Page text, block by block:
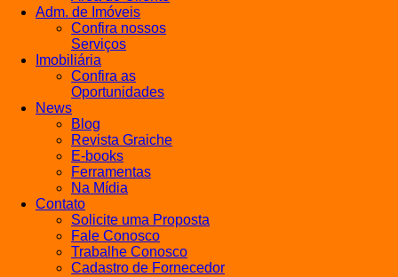
Adm. de Imóveis
Confira nossos
Serviços
Imobiliária
Confira as
Oportunidades
News
Blog
Revista Graiche
E-books
Ferramentas
Na Mídia
Contato
Solicite uma Proposta
Fale Conosco
Trabalhe Conosco
Cadastro de Fornecedor